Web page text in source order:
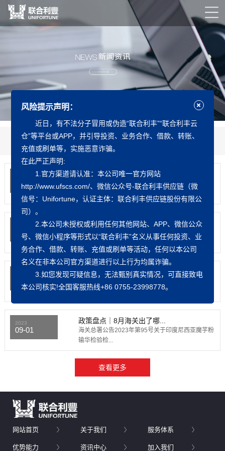
新闻中心 知识中心 公益之行 下载中心
09-11
政策 | 深圳市推动货物...
深圳市推动货物贸易进口高质量发展行动计划
09-08
政策 | 深圳市促进物流...
为更好地服务构建新发展格局，进一步增强面向全
球的资源配置能力...
政策 | 深圳市工业和信...
（2023-202...
2023
09-01
政策盘点｜8月海关出了哪...
海关总署公告2023年第95号关于印度尼西亚魔芋粉
输华检验检...
风险提示声明：
近日，有不法分子冒用或伪造“联合利丰”“联合利丰云
仓”等平台或APP，并引导投资、业务合作、借款、转账、
充值或刷单等，实施恶意诈骗。
在此严正声明:
1.官方渠道请认准：本公司唯一官方网站
http://www.ufscs.com/、微信公众号-联合利丰供应链（微
信号：Unifortune，认证主体：联合利丰供应链股份有限公
司）。
2.本公司未授权或利用任何其他网站、APP、微信公众
号、微信小程序等形式以“联合利丰”名义从事任何投资、业
务合作、借款、转账、充值或刷单等活动，任何以本公司
名义在非本公司官方渠道进行以上行为均属诈骗。
3.如您发现可疑信息，无法甄别真实情况，可直接致电
本公司核实!全国客服热线+86 0755-23998778。
网站首页 关于我们 服务体系
优势能力 资讯中心 加入我们